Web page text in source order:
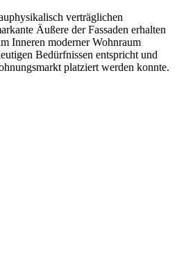
verträglichen
Äußere der Fassaden erhalten
Inneren moderner Wohnraum
Bedürfnissen entspricht und
platziert werden konnte.